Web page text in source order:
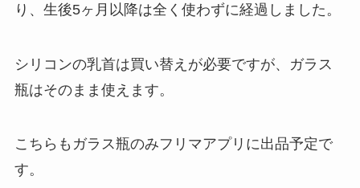
り、生後5ヶ月以降は全く使わずに経過しました。
シリコンの乳首は買い替えが必要ですが、ガラス
瓶はそのまま使えます。
こちらもガラス瓶のみフリマアプリに出品予定で
す。